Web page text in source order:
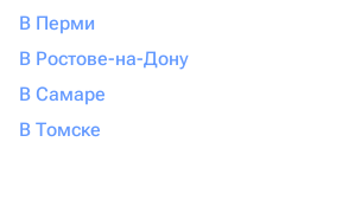
В Перми
В Ростове-на-Дону
В Самаре
В Томске